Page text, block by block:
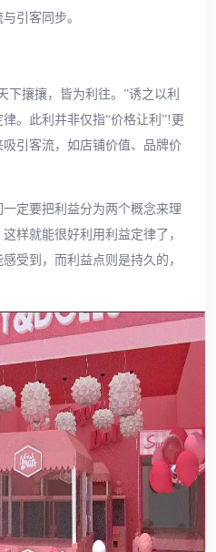
引客同步。
下攘攘，皆为利往。”诱之以利
。此利并非仅指“价格让利”!更
引客流，如店铺价值、品牌价
定要把利益分为两个概念来理
样就能很好利用利益定律了，
受到，而利益点则是持久的，